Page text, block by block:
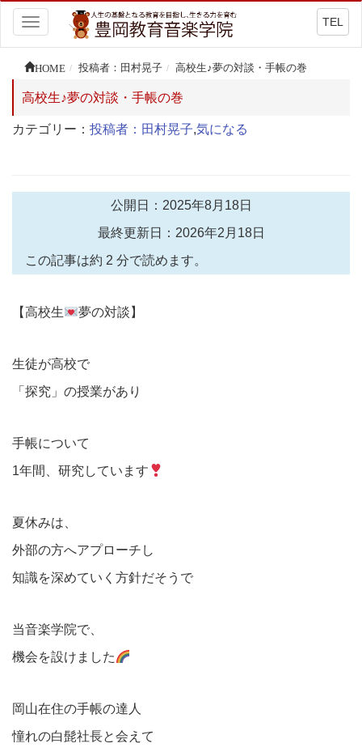
Toggle
navigation
TEL
HOME 投稿者：田村晃子 高校生♪夢の対談・手帳の巻
高校生♪夢の対談・手帳の巻
カテゴリー： 投稿者：田村晃子,気になる
公開日：2025年8月18日
最終更新日：2026年2月18日
この記事は約 2 分で読めます。
【高校生 夢の対談】
生徒が高校で
「探究」の授業があり
手帳について
1年間、研究しています
夏休みは、
外部の方へアプローチし
知識を深めていく方針だそうで
当音楽学院で、
機会を設けました
岡山在住の手帳の達人
憧れの白髭社長と会えて